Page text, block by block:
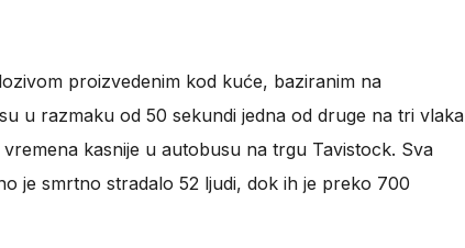
proizvedenim kod kuće, baziranim na
u razmaku od 50 sekundi jedna od druge na tri vlaka
kasnije u autobusu na trgu Tavistock. Sva
je smrtno stradalo 52 ljudi, dok ih je preko 700